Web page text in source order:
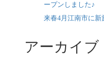
ープンしました♪
来春4月江南市に新
アーカイブ